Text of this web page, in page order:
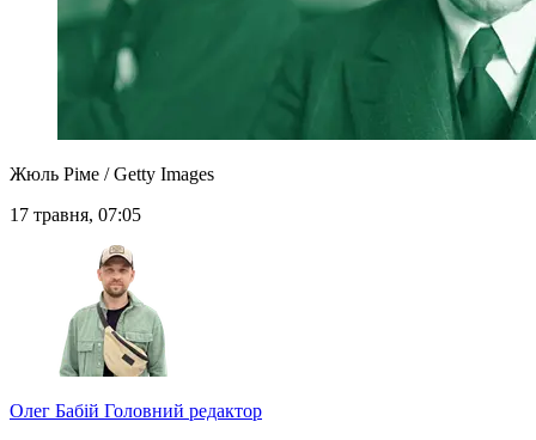
Жюль Ріме / Getty Images
17 травня, 07:05
Олег Бабій Головний редактор